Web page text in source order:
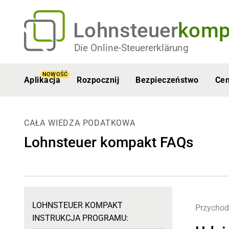
Lohnsteuer
Die Online-Steuererklärung
Aplikacja
NOWOŚĆ
Rozpocznij Bezpieczeństwo
CAŁA WIEDZA PODATKOWA
Lohnsteuer kompakt FAQs
LOHNSTEUER KOMPAKT
INSTRUKCJA PROGRAMU: